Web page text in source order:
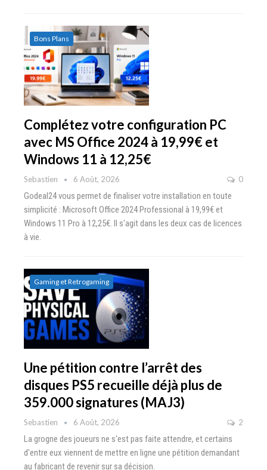
Bons Plans
Complétez votre configuration PC
avec MS Office 2024 à 19,99€ et
Windows 11 à 12,25€
Sebastien 6 Août, 2026 0
Godeal24 vous permet de finaliser votre installation en toute
simplicité : Microsoft Office 2024 Professional à 19,99€ et
Windows 11 Pro à 12,25€. Il s'agit dans les deux cas de licences
à vie.
Gaming et Retrogaming
Une pétition contre l’arrêt des
disques PS5 recueille déjà plus de
359.000 signatures (MAJ3)
Sebastien 6 Août, 2026 2
La grogne des joueurs ne s'est pas faite attendre, et certains
d'entre eux viennent de mettre en ligne une pétition demandant
au fabricant de revenir sur sa décision.